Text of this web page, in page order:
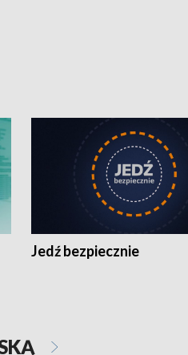
Jedź bezpiecznie